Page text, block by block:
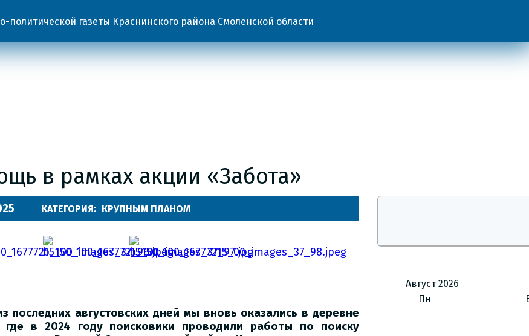
газеты Краснинского района Смоленской области
в рамках акции «Забота»
КАТЕГОРИЯ: КРУПНЫМ ПЛАНОМ
последних августовских дней мы вновь оказались в деревне
где в 2024 году поисковики проводили работы по поиску
Август 2026
Пн